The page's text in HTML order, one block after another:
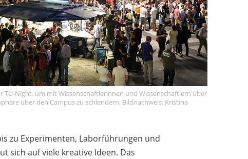
TU-Night, um mit Wissenschaftlerinnen und Wissenschaftlern über
über den Campus zu schlendern. Bildnachweis: Kristina
zu Experimenten, Laborführungen und
sich auf viele kreative Ideen. Das